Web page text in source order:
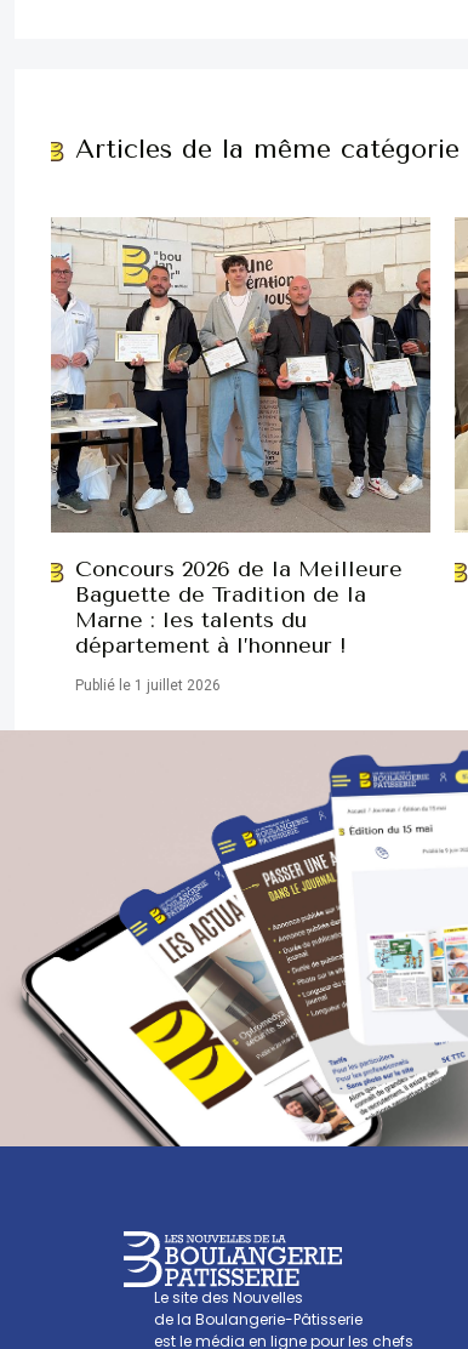
Articles de la même catégorie
Concours 2026 de la Meilleure
Baguette de Tradition de la
Marne : les talents du
département à l’honneur !
Publié le 1 juillet 2026
Le site des Nouvelles
de la Boulangerie-Pâtisserie
est le média en ligne pour les chefs